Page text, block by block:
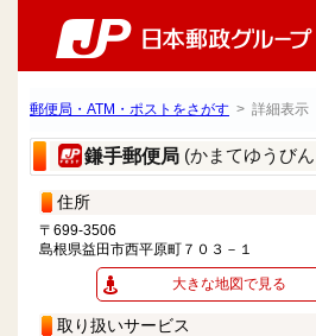
郵便局・ATM・ポストをさがす > 詳細表示
鎌手郵便局 (かまてゆうび
住所
〒699-3506
島根県益田市西平原町７０３－１
大きな地図で見る
取り扱いサービス